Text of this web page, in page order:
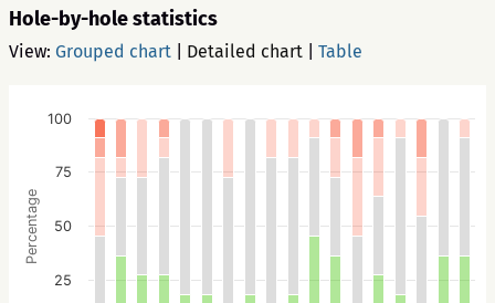
Hole-by-hole statistics
View: Grouped chart Detailed chart Table
Percentage
25
50
75
100